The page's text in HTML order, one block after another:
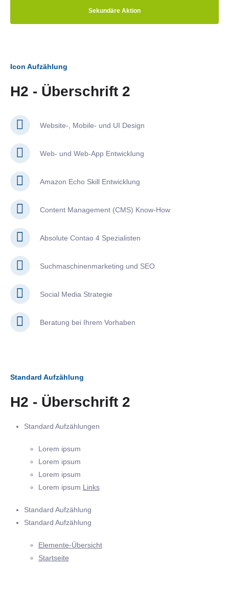
Sekundäre Aktion
Icon Aufzählung
H2 - Überschrift 2
Website-, Mobile- und UI Design
Web- und Web-App Entwicklung
Amazon Echo Skill Entwicklung
Content Management (CMS) Know-How
Absolute Contao 4 Spezialisten
Suchmaschinenmarketing und SEO
Social Media Strategie
Beratung bei Ihrem Vorhaben
Standard Aufzählung
H2 - Überschrift 2
Standard Aufzählungen
Lorem ipsum
Lorem ipsum
Lorem ipsum
Lorem ipsum Links
Standard Aufzählung
Standard Aufzählung
Elemente-Übersicht
Startseite